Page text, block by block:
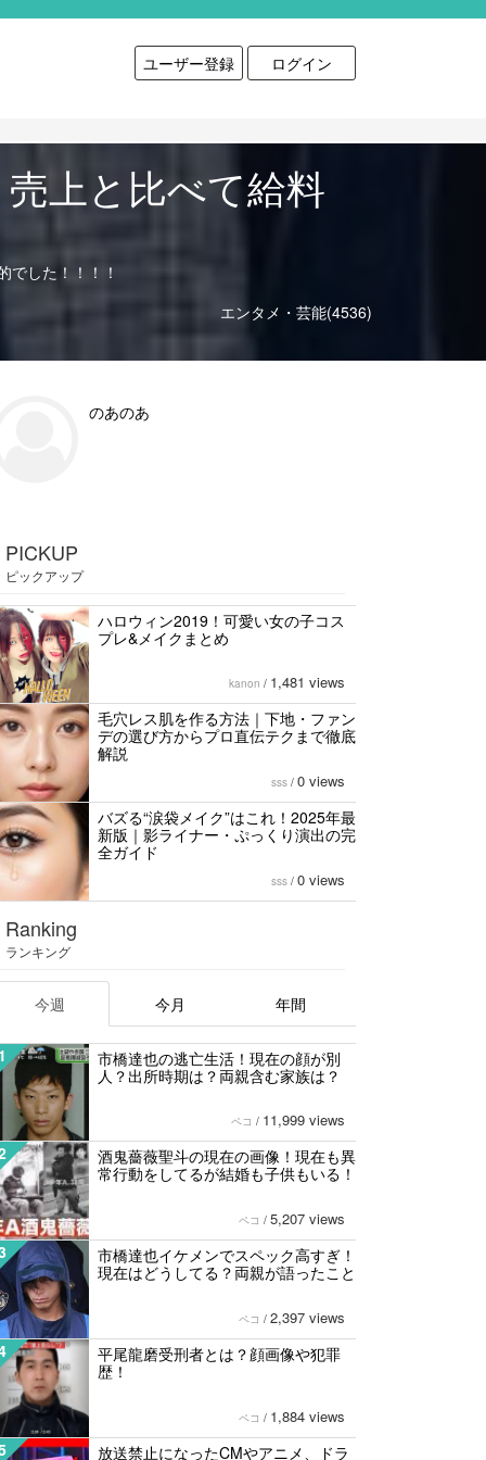
ユーザー登録 ログイン
上と比べて給料
でした！！！！
エンタメ・芸能(4536)
のあのあ
PICKUP
ピックアップ
ハロウィン2019！可愛い女の子コス
プレ&メイクまとめ
kanon / 1,481 views
毛穴レス肌を作る方法｜下地・ファン
デの選び方からプロ直伝テクまで徹底
解説
sss / 0 views
バズる“涙袋メイク”はこれ！2025年最
新版｜影ライナー・ぷっくり演出の完
全ガイド
sss / 0 views
Ranking
ランキング
今週 今月 年間
市橋達也の逃亡生活！現在の顔が別
人？出所時期は？両親含む家族は？
ペコ / 11,999 views
酒鬼薔薇聖斗の現在の画像！現在も異
常行動をしてるが結婚も子供もいる！
ペコ / 5,207 views
市橋達也イケメンでスペック高すぎ！
現在はどうしてる？両親が語ったこと
ペコ / 2,397 views
平尾龍磨受刑者とは？顔画像や犯罪
歴！
ペコ / 1,884 views
放送禁止になったCMやアニメ、ドラ